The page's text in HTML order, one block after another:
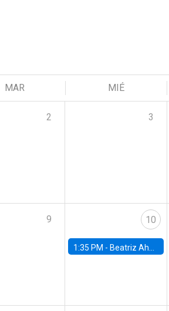
MAR MIÉ
2 3
9 10
1:35 PM - Beatriz Ahumada, PhD candidate, Universidad de Pittsburgh